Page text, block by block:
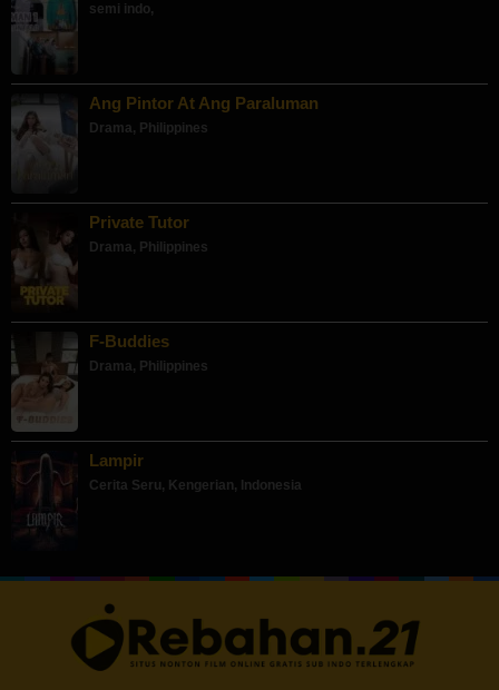
semi indo,
Ang Pintor At Ang Paraluman
Drama, Philippines
Private Tutor
Drama, Philippines
F-Buddies
Drama, Philippines
Lampir
Cerita Seru, Kengerian, Indonesia